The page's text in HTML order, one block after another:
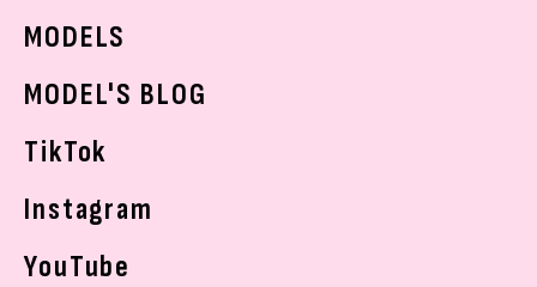
モデルの購入品
MODELS
MODEL'S BLOG
TikTok
Instagram
YouTube